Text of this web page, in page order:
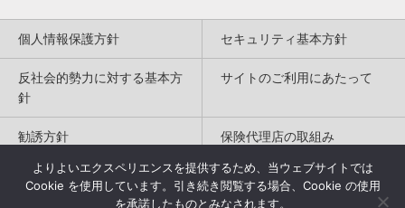
個人情報保護方針 セキュリティ基本方針
反社会的勢力に対する基本方
針
サイトのご利用にあたって
勧誘方針 保険代理店の取組み
特定商取引法に基づく表記
よりよいエクスペリエンスを提供するため、当ウェブサイトでは
Cookie を使用しています。引き続き閲覧する場合、Cookie の使用
を承諾したものとみなされます。